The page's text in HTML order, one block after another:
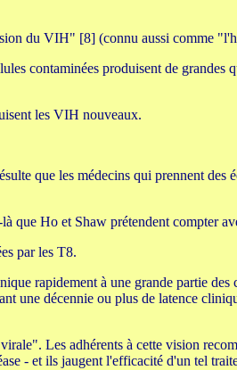
du VIH" [8] (connu aussi comme
contaminées produisent de grandes
les VIH nouveaux.
que les médecins qui prennent des
que Ho et Shaw prétendent compter
par les T8.
rapidement à une grande partie
une décennie ou plus de latence
Les adhérents à cette vision
- et ils jaugent l'efficacité d'un tel